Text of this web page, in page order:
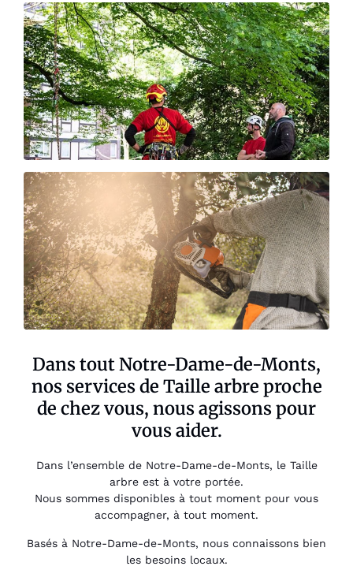
Dans tout Notre-Dame-de-Monts,
nos services de Taille arbre proche
de chez vous, nous agissons pour
vous aider.
Dans l’ensemble de Notre-Dame-de-Monts, le Taille
arbre est à votre portée.
Nous sommes disponibles à tout moment pour vous
accompagner, à tout moment.
Basés à Notre-Dame-de-Monts, nous connaissons bien
les besoins locaux.